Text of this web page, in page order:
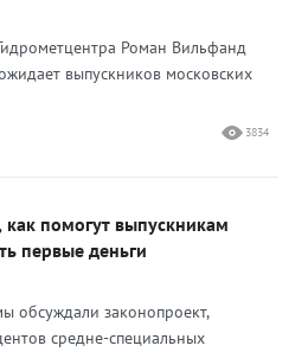
Роман Вильфанд
выпускников московских
3834
как помогут выпускникам
первые деньги
обсуждали законопроект,
средне-специальных